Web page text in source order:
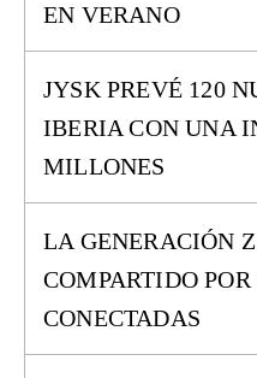
EN VERANO
JYSK PREVÉ 120
IBERIA CON UNA
MILLONES
LA GENERACIÓN
COMPARTIDO
CONECTADAS